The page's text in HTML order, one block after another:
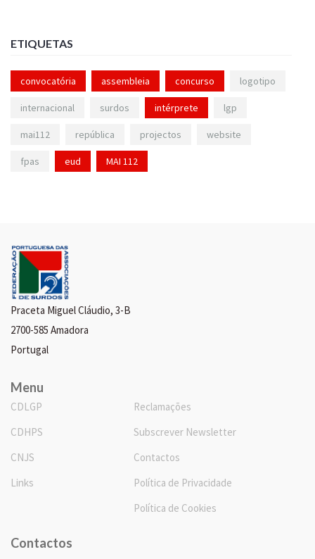
ETIQUETAS
convocatória assembleia concurso logotipo
internacional surdos intérprete lgp
mai112 república projectos website
fpas eud MAI 112
Praceta Miguel Cláudio, 3-B
2700-585 Amadora
Portugal
Menu
CDLGP
CDHPS
CNJS
Links
Reclamações
Subscrever Newsletter
Contactos
Política de Privacidade
Política de Cookies
Contactos